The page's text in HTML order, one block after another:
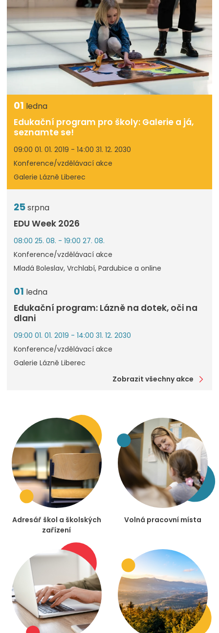
01 ledna
Edukační program pro školy: Galerie a já,
seznamte se!
09:00 01. 01. 2019 - 14:00 31. 12. 2030
Konference/vzdělávací akce
Galerie Lázně Liberec
25srpna
EDU Week 2026
08:00 25. 08. - 19:00 27. 08.
Konference/vzdělávací akce
Mladá Boleslav, Vrchlabí, Pardubice a online
01 ledna
Edukační program: Lázně na dotek, oči na
dlani
09:00 01. 01. 2019 - 14:00 31. 12. 2030
Konference/vzdělávací akce
Galerie Lázně Liberec
Zobrazit všechny akce
Adresář škol a školských
zařízení
Volná pracovní místa